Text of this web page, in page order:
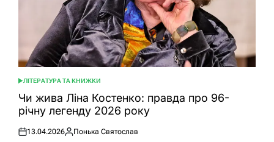
ОПУБЛІКУВАТИ
У
ЛІТЕРАТУРА ТА КНИЖКИ
Чи жива Ліна Костенко: правда про 96-
річну легенду 2026 року
Оприлюднено
13.04.2026
Опубліковано
Понька Святослав